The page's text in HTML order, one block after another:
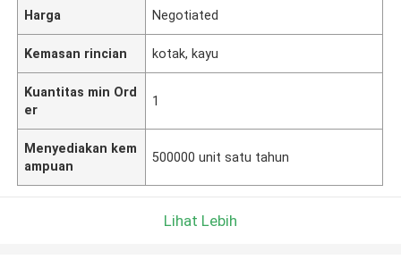
Harga Negotiated
Kemasan rincian kotak, kayu
Kuantitas min Ord
er
1
Menyediakan kem
ampuan
500000 unit satu tahun
Lihat Lebih